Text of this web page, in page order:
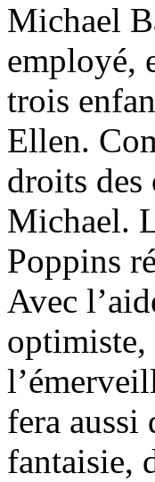
Michael
employé,
trois
Ellen.
droits des
Michael.
Poppins
Avec
fera aussi
fantaisie,